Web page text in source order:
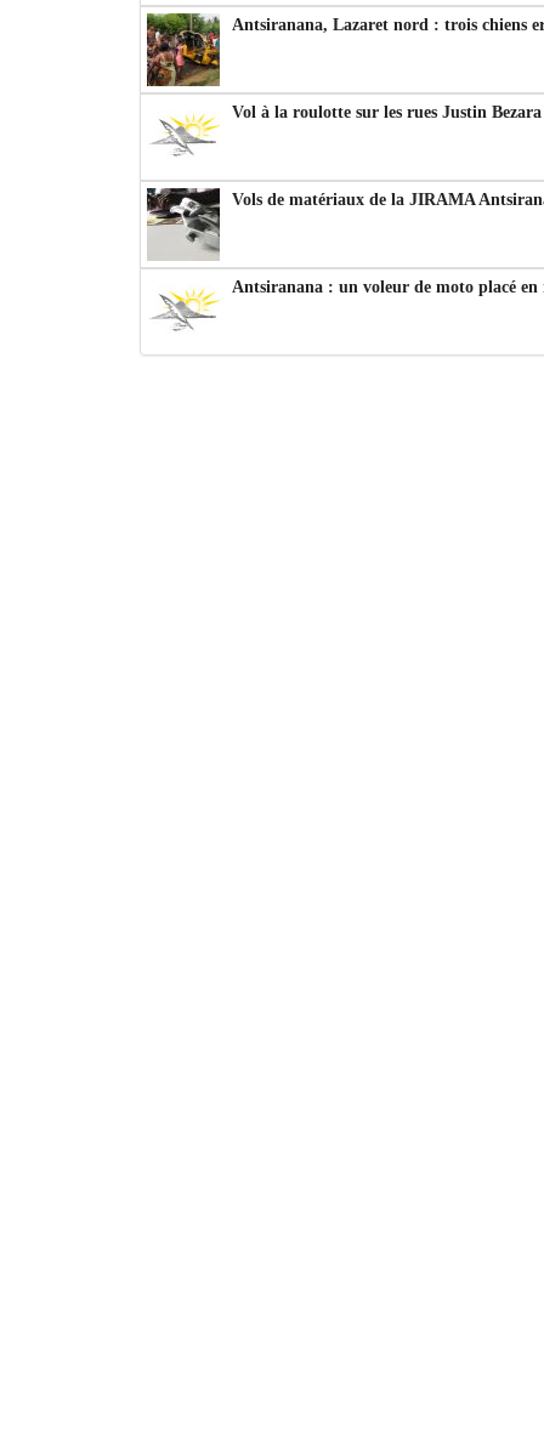
Antsiranana, Lazaret nord : trois chiens
Vol à la roulotte sur les rues Justin
Vols de matériaux de la JIRAMA
Antsiranana : un voleur de moto placé en